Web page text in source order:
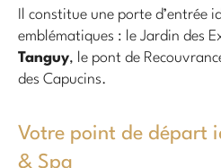
Il constitue une porte d’entrée
emblématiques : le Jardin des
Tanguy, le pont de
des Capucins.
Votre point de départ
& Spa